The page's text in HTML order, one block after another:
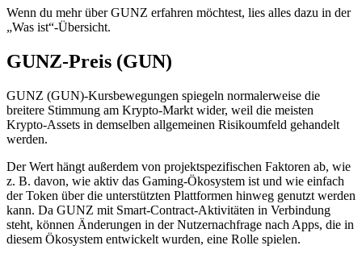
Wenn du mehr über GUNZ erfahren möchtest, lies alles dazu in der
„Was ist“-Übersicht.
GUNZ-Preis (GUN)
GUNZ (GUN)-Kursbewegungen spiegeln normalerweise die
breitere Stimmung am Krypto-Markt wider, weil die meisten
Krypto-Assets in demselben allgemeinen Risikoumfeld gehandelt
werden.
Der Wert hängt außerdem von projektspezifischen Faktoren ab, wie
z. B. davon, wie aktiv das Gaming-Ökosystem ist und wie einfach
der Token über die unterstützten Plattformen hinweg genutzt werden
kann. Da GUNZ mit Smart-Contract-Aktivitäten in Verbindung
steht, können Änderungen in der Nutzernachfrage nach Apps, die in
diesem Ökosystem entwickelt wurden, eine Rolle spielen.